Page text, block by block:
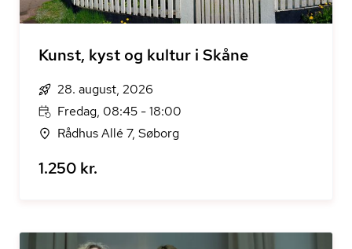
Kunst, kyst og kultur i Skåne
28. august, 2026
Fredag, 08:45 - 18:00
Rådhus Allé 7, Søborg
1.250 kr.